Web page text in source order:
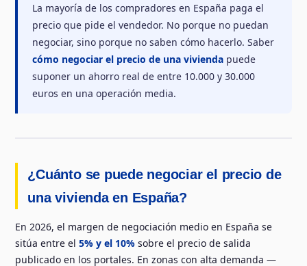
La mayoría de los compradores en España paga el
precio que pide el vendedor. No porque no puedan
negociar, sino porque no saben cómo hacerlo. Saber
cómo negociar el precio de una vivienda puede
suponer un ahorro real de entre 10.000 y 30.000
euros en una operación media.
¿Cuánto se puede negociar el precio de
una vivienda en España?
En 2026, el margen de negociación medio en España se
sitúa entre el5% y el 10% sobre el precio de salida
publicado en los portales. En zonas con alta demanda —